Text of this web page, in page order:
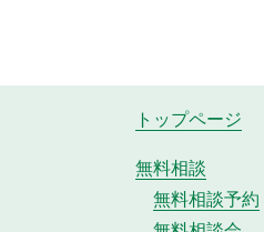
トップページ
無料相談
無料相談予約